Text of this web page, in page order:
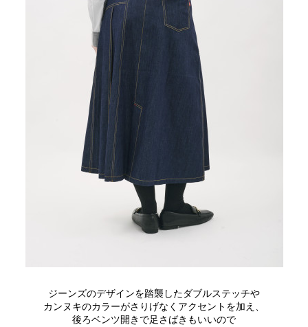
ジーンズのデザインを踏襲したダブルステッチや
カンヌキのカラーがさりげなくアクセントを加え、
後ろベンツ開きで足さばきもいいので